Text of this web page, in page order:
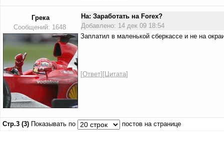
Грека
Сообщений: 1648
На: Заработать на Forex?
Добавлено: 14 дек 09 18:54
Заплатил в маленькой сберкассе и не на
[Ответ][Цитата]
Стр.3 (3) Показывать по постов на странице